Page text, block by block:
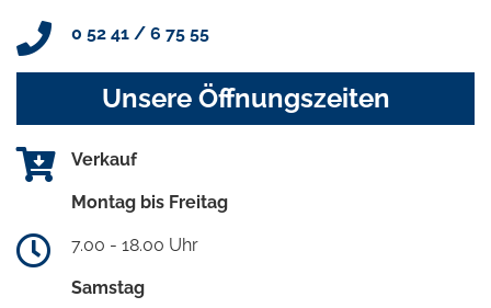
0 52 41 / 6 75 55
Unsere Öffnungszeiten
Verkauf
Montag bis Freitag
7.00 - 18.00 Uhr
Samstag